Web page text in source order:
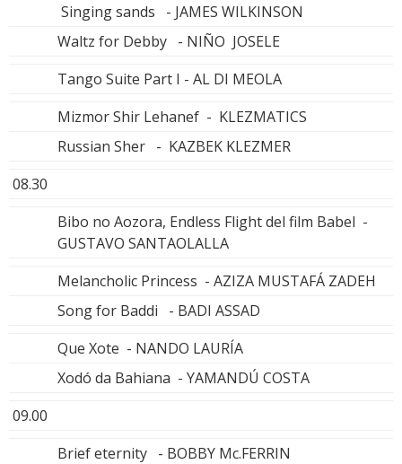
Singing sands - JAMES WILKINSON
Waltz for Debby - NIÑO JOSELE
Tango Suite Part I - AL DI MEOLA
Mizmor Shir Lehanef - KLEZMATICS
Russian Sher - KAZBEK KLEZMER
08.30
Bibo no Aozora, Endless Flight del film Babel -
GUSTAVO SANTAOLALLA
Melancholic Princess - AZIZA MUSTAFÁ ZADEH
Song for Baddi - BADI ASSAD
Que Xote - NANDO LAURÍA
Xodó da Bahiana - YAMANDÚ COSTA
09.00
Brief eternity - BOBBY Mc.FERRIN